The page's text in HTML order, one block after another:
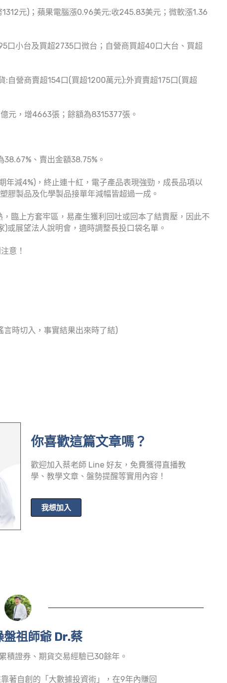
元)；蘋果電腦漲0.96美元;收245.83美元；微軟漲1.36
口小台及買超2735口微台；自營商買超40口大台、買超
營商賣超154口(買超1200萬元);外資賣超175口(買超
元，增4663張；餘額為8315377張。
、賣出金額38.75%。
年減4%)，終止連十紅，電子產品表現強勁，成長品項以
膠製品及化學製品接單年減幅皆超過一成。
臨上方套牢區，易產生獲利回吐或回本了結賣壓，因此不
或展望法人說明會，適時調整長投口袋名單。
意！
時切入，事實結果出來時了結)
你喜歡這篇文章嗎？
歡迎加入蔡老師 Line 好友，免費獲得直播教
學、教學文章、盤勢提醒等實用內容！
我想加入
盤祖師爺 Dr.蔡
積證券、期貨交易經驗已30餘年。
著自創的「大數據投資術」，在9年內賺回